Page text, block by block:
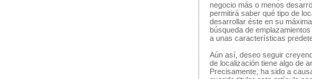
negocio más o menos
permitirá saber qué tipo de
desarrollar éste en su
búsqueda de
a unas características
Aún así, deseo seguir
de localización tiene algo de
Precisamente, ha sido a